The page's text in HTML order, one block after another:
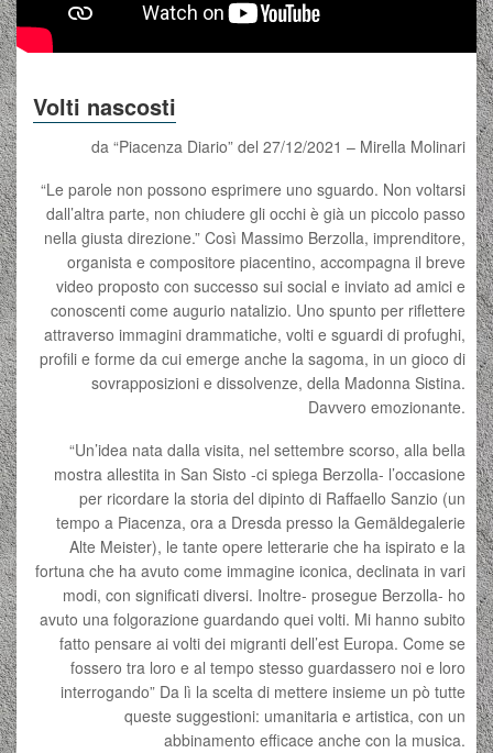
Volti nascosti
da “Piacenza Diario” del 27/12/2021 – Mirella Molinari
“Le parole non possono esprimere uno sguardo. Non voltarsi
dall’altra parte, non chiudere gli occhi è già un piccolo passo
nella giusta direzione.” Così Massimo Berzolla, imprenditore,
organista e compositore piacentino, accompagna il breve
video proposto con successo sui social e inviato ad amici e
conoscenti come augurio natalizio. Uno spunto per riflettere
attraverso immagini drammatiche, volti e sguardi di profughi,
profili e forme da cui emerge anche la sagoma, in un gioco di
sovrapposizioni e dissolvenze, della Madonna Sistina.
Davvero emozionante.
“Un’idea nata dalla visita, nel settembre scorso, alla bella
mostra allestita in San Sisto -ci spiega Berzolla- l’occasione
per ricordare la storia del dipinto di Raffaello Sanzio (un
tempo a Piacenza, ora a Dresda presso la Gemäldegalerie
Alte Meister), le tante opere letterarie che ha ispirato e la
fortuna che ha avuto come immagine iconica, declinata in vari
modi, con significati diversi. Inoltre- prosegue Berzolla- ho
avuto una folgorazione guardando quei volti. Mi hanno subito
fatto pensare ai volti dei migranti dell’est Europa. Come se
fossero tra loro e al tempo stesso guardassero noi e loro
interrogando” Da lì la scelta di mettere insieme un pò tutte
queste suggestioni: umanitaria e artistica, con un
abbinamento efficace anche con la musica.